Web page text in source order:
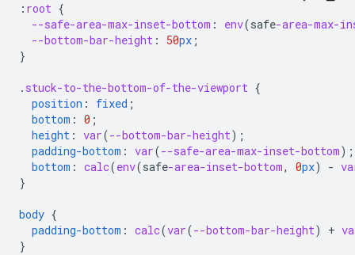
: root {
--safe-area-max-inset-bottom : env(safe-area-max-
--bottom-bar-height : 50px ;
}
. stuck-to-the-bottom-of-the-viewport {
position : fixed ;
bottom : 0 ;
height : var(--bottom-bar-height);
padding-bottom : var(--safe-area-max-inset-bottom);
bottom : calc(env(safe-area-inset-bottom, 0px) -
}
body {
padding-bottom : calc(var(--bottom-bar-height) +
}